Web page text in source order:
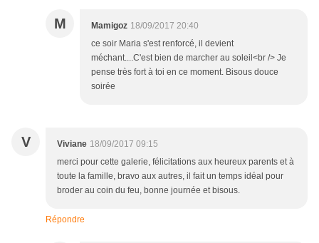
M Mamigoz 18/09/2017 20:40
ce soir Maria s'est renforcé, il devient
méchant....C'est bien de marcher au soleil<br /> Je
pense très fort à toi en ce moment. Bisous douce
soirée
V Viviane 18/09/2017 09:15
merci pour cette galerie, félicitations aux heureux parents et à
toute la famille, bravo aux autres, il fait un temps idéal pour
broder au coin du feu, bonne journée et bisous.
Répondre